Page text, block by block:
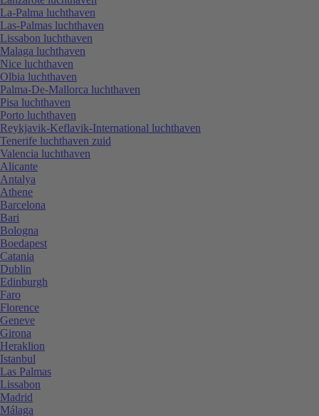
La-Palma luchthaven
Las-Palmas luchthaven
Lissabon luchthaven
Malaga luchthaven
Nice luchthaven
Olbia luchthaven
Palma-De-Mallorca luchthaven
Pisa luchthaven
Porto luchthaven
Reykjavik-Keflavik-International luchthaven
Tenerife luchthaven zuid
Valencia luchthaven
Alicante
Antalya
Athene
Barcelona
Bari
Bologna
Boedapest
Catania
Dublin
Edinburgh
Faro
Florence
Geneve
Girona
Heraklion
Istanbul
Las Palmas
Lissabon
Madrid
Málaga